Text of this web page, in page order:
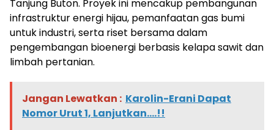
Tanjung Buton. Proyek ini mencakup pembangunan
infrastruktur energi hijau, pemanfaatan gas bumi
untuk industri, serta riset bersama dalam
pengembangan bioenergi berbasis kelapa sawit dan
limbah pertanian.
Jangan Lewatkan : Karolin-Erani Dapat
Nomor Urut 1, Lanjutkan....!!